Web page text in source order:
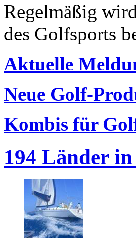
Regelmäßig
des Golfsports
Aktuelle
Neue Golf-
Kombis für
194 Länder